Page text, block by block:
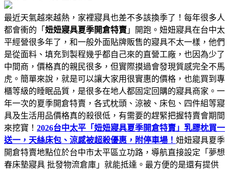
最近天氣越來越熱，家裡寢具也差不多該換季了！每年很多人
都會衝的「 妞妞寢具夏季開倉特賣 」開跑。妞妞寢具在台中太
平經營很多年了，和一般外面貼牌販售的寢具不太一樣，他們
是從面料、填充到製程幾乎都自己來的直營工廠，也因為少了
中間商，價格真的親民很多，但實際摸過會發現質感完全不馬
虎。簡單來說，就是可以讓大家用很實惠的價格，也能買到專
櫃等級的睡眠品質，是很多在地人都固定回購的寢具商家。一
年一次的夏季開倉特賣，各式枕頭、涼被、床包、四件組等寢
具及生活用品價格真的殺很低，有需要的趕緊把握特賣會期間
來挖寶！ 2026台中太平「妞妞寢具夏季開倉特賣」乳膠枕買一
送一，天絲床包、涼感被超殺優惠，附停車場！ 妞妞寢具夏季
開倉特賣地點位於台中市太平區立功路，導航直接設定「夢想
春床墊寢具 批發物流倉庫」就能抵達。最方便的是還有提供